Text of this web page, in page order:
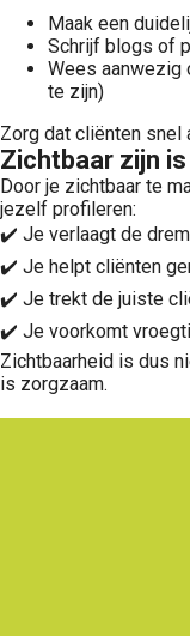
Maak een
Schrijf blogs of
Wees aanwezig
te zijn)
Zorg dat cliënten snel
Zichtbaar zijn
Door je zichtbaar te
jezelf profileren:
✔️ Je verlaagt de
✔️ Je helpt cliënten
✔️ Je trekt de juiste
✔️ Je voorkomt
Zichtbaarheid is dus
is zorgzaam.